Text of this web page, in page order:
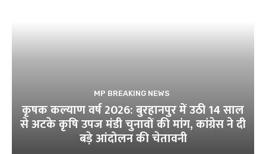
MP BREAKING NEWS
कृषक कल्याण वर्ष 2026: बुरहानपुर में उठी 14 साल
से अटके कृषि उपज मंडी चुनावों की मांग, कांग्रेस ने दी
बड़े आंदोलन की चेतावनी